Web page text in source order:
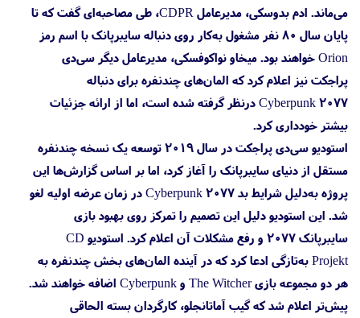
می‌ماند. ادم بدوسکی، مدیرعامل CDPR، طی مصاحبه‌ای گفت که تا
پایان سال ۸۰ نفر مشغول به‌کار روی دنباله سایبرپانک با اسم رمز
Orion خواهند بود. میخاو نواکوفسکی، مدیرعامل دیگر سی‌‌دی
پراجکت نیز اعلام کرد که المان‌های چندنفره برای دنباله
Cyberpunk 2077 درنظر گرفته شده است، اما از ارائه جزئیات
بیشتر خودداری کرد.
استودیو سی‌دی پراجکت در سال ۲۰۱۹ توسعه یک نسخه چندنفره
مستقل از دنیای سایبرپانک را آغاز کرد، اما بر اساس گزارش‌ها این
پروژه به‌دلیل شرایط بد Cyberpunk 2077 در زمان عرضه اولیه لغو
شد. این استودیو دلیل این‌ تصمیم را تمرکز روی بهبود بازی
سایبرپانک ۲۰۷۷ و رفع مشکلات آن اعلام کرد. استودیو CD
Projekt به‌تازگی ادعا کرد که در آینده المان‌های بخش چندنفره به
هر دو مجموعه بازی The Witcher و Cyberpunk اضافه خواهند شد.
پیش‌تر اعلام شد که گیب آماتانجلو، کارگردان بسته الحاقی